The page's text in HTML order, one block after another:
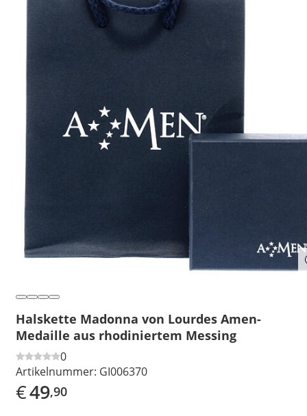
Halskette Madonna von Lourdes Amen-
Medaille aus rhodiniertem Messing
0
Artikelnummer: GI006370
€49,90